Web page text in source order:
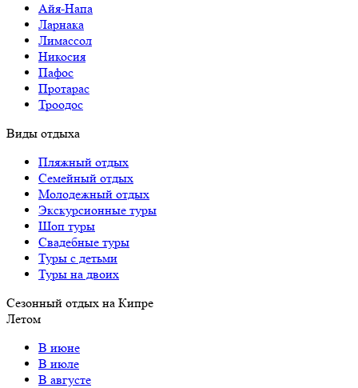
Айя-Напа
Ларнака
Лимассол
Никосия
Пафос
Протарас
Троодос
Виды отдыха
Пляжный отдых
Семейный отдых
Молодежный отдых
Экскурсионные туры
Шоп туры
Свадебные туры
Туры с детьми
Туры на двоих
Сезонный отдых на Кипре
Летом
В июне
В июле
В августе